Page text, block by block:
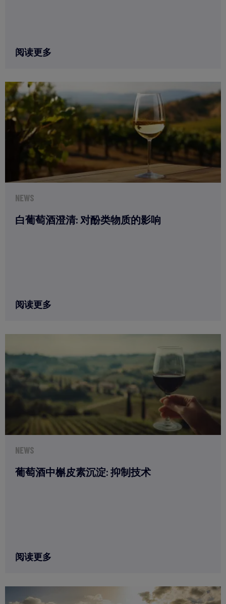
阅读更多
NEWS
白葡萄酒澄清: 对酚类物质的影响
阅读更多
NEWS
葡萄酒中槲皮素沉淀: 抑制技术
阅读更多